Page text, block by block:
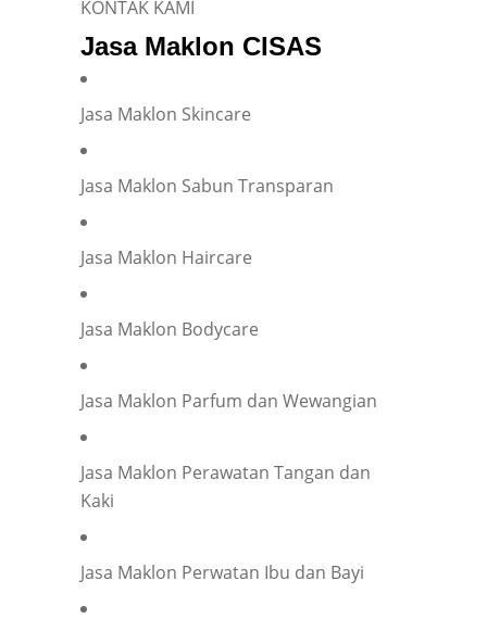
KONTAK KAMI
Jasa Maklon CISAS
Jasa Maklon Skincare
Jasa Maklon Sabun Transparan
Jasa Maklon Haircare
Jasa Maklon Bodycare
Jasa Maklon Parfum dan Wewangian
Jasa Maklon Perawatan Tangan dan
Kaki
Jasa Maklon Perwatan Ibu dan Bayi